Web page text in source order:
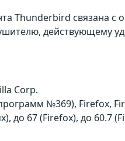
Thunderbird связана с
действующему
Corp.
№369), Firefox,
до 67 (Firefox), до 60.7